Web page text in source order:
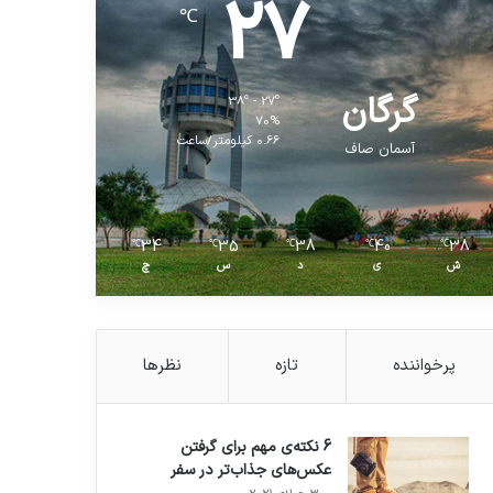
گرگان
آسمان صاف
27
℃
38º - 27º
70%
0.66 کیلومتر/ساعت
38
℃
ش
40
℃
ی
38
℃
د
35
℃
س
34
℃
چ
پرخواننده تازه نظرها
6 نکته‌ی مهم برای گرفتن
عکس‌های جذاب‌تر در سفر